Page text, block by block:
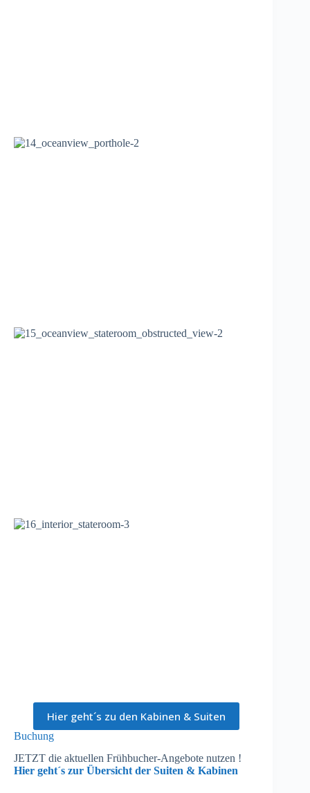
Hier geht´s zu den Kabinen & Suiten
Buchung
JETZT die aktuellen Frühbucher-Angebote nutzen !
Hier geht´s zur Übersicht der Suiten & Kabinen